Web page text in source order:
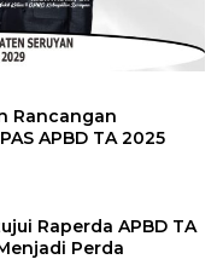
Rancangan
APBD TA 2025
Raperda APBD TA
Perda